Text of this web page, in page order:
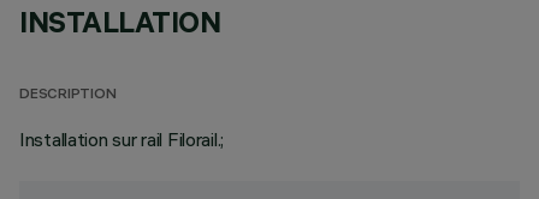
INSTALLATION
DESCRIPTION
Installation sur rail Filorail.;